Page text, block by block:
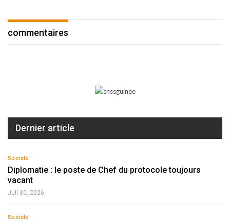
commentaires
Dernier article
Societé
Diplomatie : le poste de Chef du protocole toujours
vacant
Juil 30, 2026
Societé